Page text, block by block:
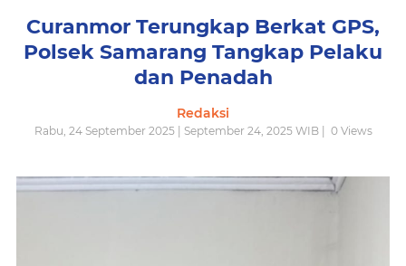
Curanmor Terungkap Berkat GPS,
Polsek Samarang Tangkap Pelaku
dan Penadah
Redaksi
Rabu, 24 September 2025 | September 24, 2025 WIB | 0Views